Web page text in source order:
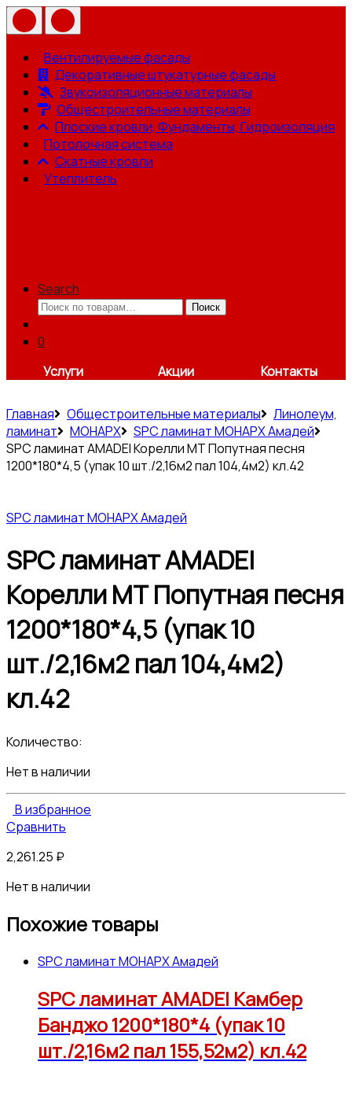
Вентилируемые фасады
Декоративные штукатурные фасады
Звукоизоляционные материалы
Общестроительные материалы
Плоские кровли, Фундаменты, Гидроизоляция
Потолочная система
Скатные кровли
Утеплитель
Search
Искать:
Поиск
0
Услуги
Акции Контакты
Главная Общестроительные материалы
Линолеум,
ламинат
МОНАРХ
SPC ламинат МОНАРХ Амадей
SPC ламинат AMADEI Корелли МТ Попутная песня
1200*180*4,5 (упак 10 шт./2,16м2 пал 104,4м2) кл.42
SPC ламинат МОНАРХ Амадей
SPC ламинат AMADEI
Корелли МТ Попутная песня
1200*180*4,5 (упак 10
шт./2,16м2 пал 104,4м2)
кл.42
Количество:
Нет в наличии
В избранное
Сравнить
2,261.25 ₽
Нет в наличии
Похожие товары
SPC ламинат МОНАРХ Амадей
SPC ламинат AMADEI Камбер
Банджо 1200*180*4 (упак 10
шт./2,16м2 пал 155,52м2) кл.42